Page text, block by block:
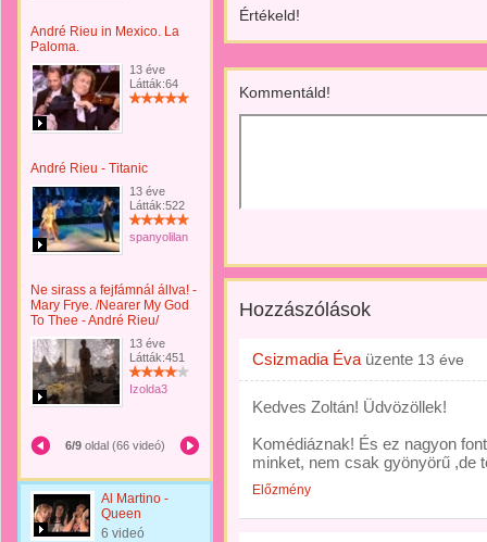
André Rieu in Mexico. La
Paloma.
13 éve
Látták:64
André Rieu - Titanic
13 éve
Látták:522
spanyolilan
Ne sirass a fejfámnál állva! -
Mary Frye. /Nearer My God
To Thee - André Rieu/
13 éve
Látták:451
Izolda3
6/9 oldal (66 videó)
Al Martino -
Queen
6 videó
Értékeld!
Kommentáld!
Hozzászólások
Csizmadia Éva üzente 13 éve
Kedves Zoltán! Üdvözöllek!
Komédiáznak! És ez nagyon
minket, nem csak gyönyörű ,de
Előzmény